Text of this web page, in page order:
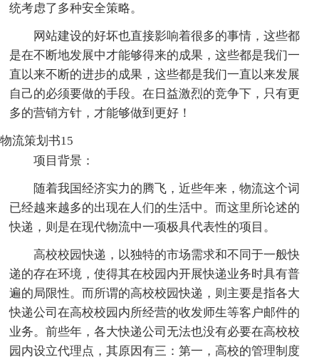
统考虑了多种安全策略。
网站建设的好坏也直接影响着很多的事情，这些都
是在不断地发展中才能够得来的成果，这些都是我们一
直以来不断的进步的成果，这些都是我们一直以来发展
自己的必须要做的手段。在日益激烈的竞争下，只有更
多的营销方针，才能够做到更好！
物流策划书15
项目背景：
随着我国经济实力的腾飞，近些年来，物流这个词
已经越来越多的出现在人们的生活中。而这里所论述的
快递，则是在现代物流中一项极具代表性的项目。
高校校园快递，以独特的市场需求和不同于一般快
递的存在环境，使得其在校园内开展快递业务时具有普
遍的局限性。而所谓的高校校园快递，则主要是指各大
快递公司在高校校园内所经营的收发师生等客户邮件的
业务。前些年，各大快递公司无法也没有必要在高校校
园内设立代理点，其原因有三：第一，高校的管理制度